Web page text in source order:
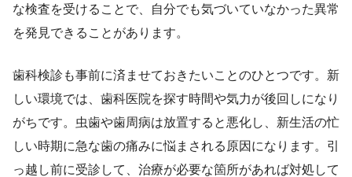
な検査を受けることで、自分でも気づいていなかった異常
を発見できることがあります。
歯科検診も事前に済ませておきたいことのひとつです。新
しい環境では、歯科医院を探す時間や気力が後回しになり
がちです。虫歯や歯周病は放置すると悪化し、新生活の忙
しい時期に急な歯の痛みに悩まされる原因になります。引
っ越し前に受診して、治療が必要な箇所があれば対処して